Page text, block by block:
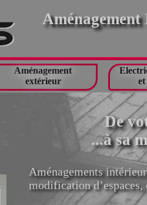
Aménagement
extérieur
De
...à sa
Aménagements
modification